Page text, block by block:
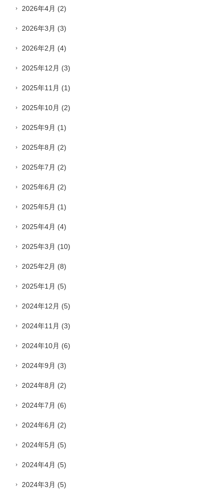
2026年4月 (2)
2026年3月 (3)
2026年2月 (4)
2025年12月 (3)
2025年11月 (1)
2025年10月 (2)
2025年9月 (1)
2025年8月 (2)
2025年7月 (2)
2025年6月 (2)
2025年5月 (1)
2025年4月 (4)
2025年3月 (10)
2025年2月 (8)
2025年1月 (5)
2024年12月 (5)
2024年11月 (3)
2024年10月 (6)
2024年9月 (3)
2024年8月 (2)
2024年7月 (6)
2024年6月 (2)
2024年5月 (5)
2024年4月 (5)
2024年3月 (5)